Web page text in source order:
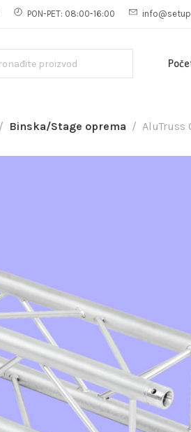
PON-PET: 08:00-16:00
Binska/Stage oprema AluTruss